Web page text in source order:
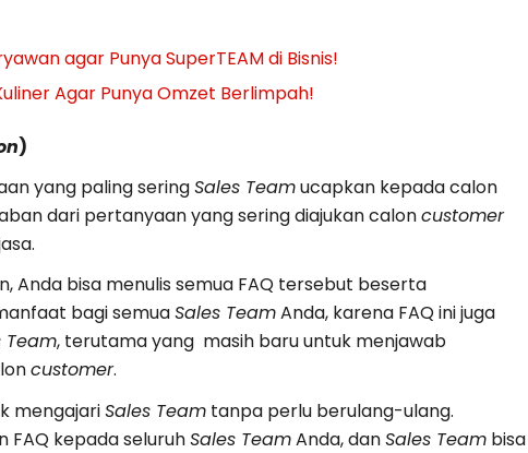
agar Punya SuperTEAM di Bisnis!
Agar Punya Omzet Berlimpah!
)
yang paling seringSales Teamucapkan kepada calon
dari pertanyaan yang sering diajukan caloncustomer
Anda bisa menulis semua FAQ tersebut beserta
bagi semuaSales TeamAnda, karena FAQ ini juga
Team, terutama yang masih baru untuk menjawab
customer.
mengajariSales Team tanpa perlu berulang-ulang.
FAQ kepada seluruhSales TeamAnda, danSales Team bisa